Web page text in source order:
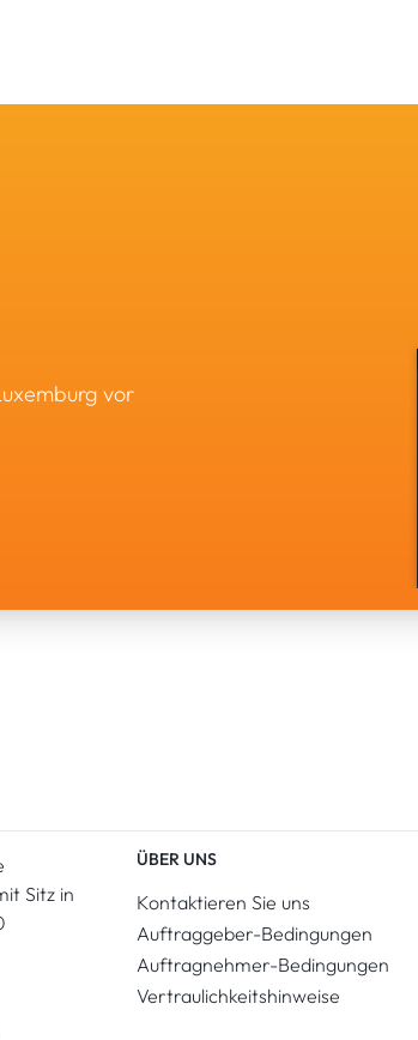
vor
Sitz in
ÜBER UNS
Kontaktieren Sie uns
Auftraggeber-Bedingungen
Auftragnehmer-Bedingungen
Vertraulichkeitshinweise